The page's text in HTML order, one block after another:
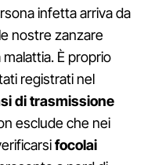
infetta arriva da
nostre zanzare
È proprio
registrati nel
di trasmissione
esclude che nei
focolai